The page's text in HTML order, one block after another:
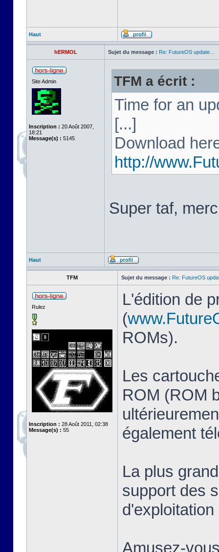
Haut
hERMOL Sujet du message : Re: FutureOS update...
Site Admin
Inscription : 20 Août 2007,
18:21
Message(s) : 5145
TFM a écrit :
Time for an
[...]
Download
http://
Super taf,
Haut
TFM Sujet du message : Re: FutureOS
Rulez
Inscription : 28 Août 2011, 02:38
Message(s) : 55
L'édition de
(
ROMs).
Les
ROM (ROM
également
La plus
support des
Amusez-